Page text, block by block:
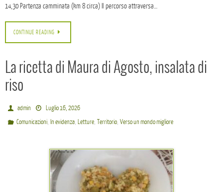
14,30 Partenza camminata (km 8 circa) Il percorso attraversa…
CONTINUE READING
La ricetta di Maura di Agosto, insalata di
riso
admin
Luglio 16, 2026
Comunicazioni,In evidenza, Letture,Territorio,Verso un mondo migliore